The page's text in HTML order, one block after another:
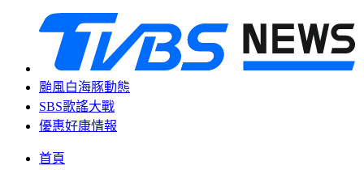
颱風白海豚動態
SBS歌謠大戰
優惠好康情報
首頁